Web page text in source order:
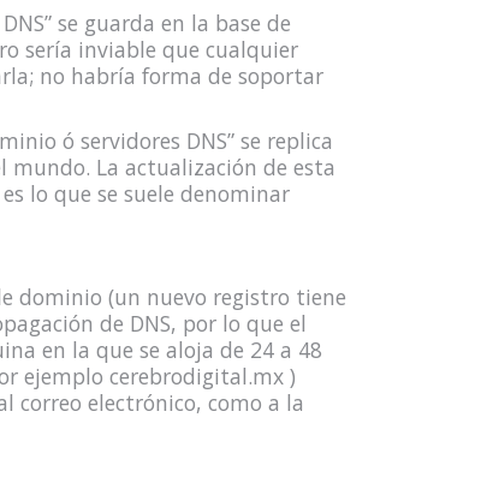
se guarda en la base de
sería inviable que cualquier
no habría forma de soportar
ó servidores DNS” se replica
mundo. La actualización de esta
lo que se suele denominar
dominio (un nuevo registro tiene
de DNS, por lo que el
en la que se aloja de 24 a 48
ejemplo cerebrodigital.mx )
correo electrónico, como a la